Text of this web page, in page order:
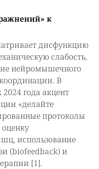
к
дисфункцию
слабость,
нейромышечного
В
года акцент
«делайте
протоколы
использование
(biofeedback) и
[1].